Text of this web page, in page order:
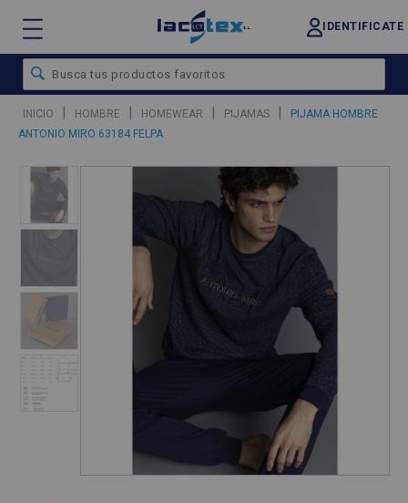
IDENTIFICATE
INICIO | HOMBRE | HOMEWEAR | PIJAMAS |
PIJAMA HOMBRE
ANTONIO MIRO 63184 FELPA